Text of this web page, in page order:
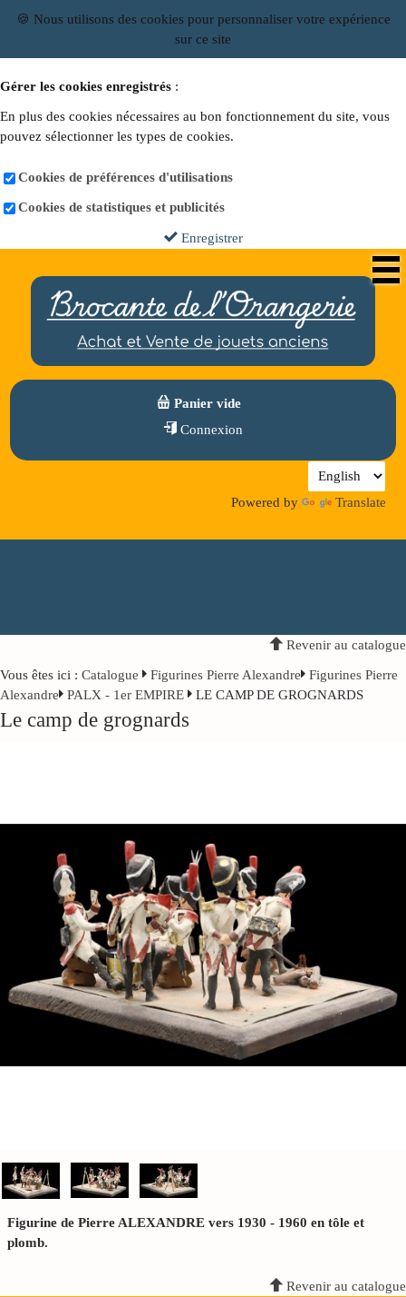
🍪 Nous utilisons des cookies pour personnaliser votre expérience
sur ce site
Gérer les cookies enregistrés :
En plus des cookies nécessaires au bon fonctionnement du site, vous
pouvez sélectionner les types de cookies.
Cookies de préférences d'utilisations
Cookies de statistiques et publicités
Enregistrer
Panier vide
Connexion
Powered by Translate
Revenir au catalogue
Vous êtes ici : Catalogue Figurines Pierre Alexandre
Figurines Pierre
Alexandre
PALX - 1er EMPIRE LE CAMP DE GROGNARDS
Le camp de grognards
Figurine de Pierre ALEXANDRE vers 1930 - 1960 en tôle et
plomb.
Revenir au catalogue